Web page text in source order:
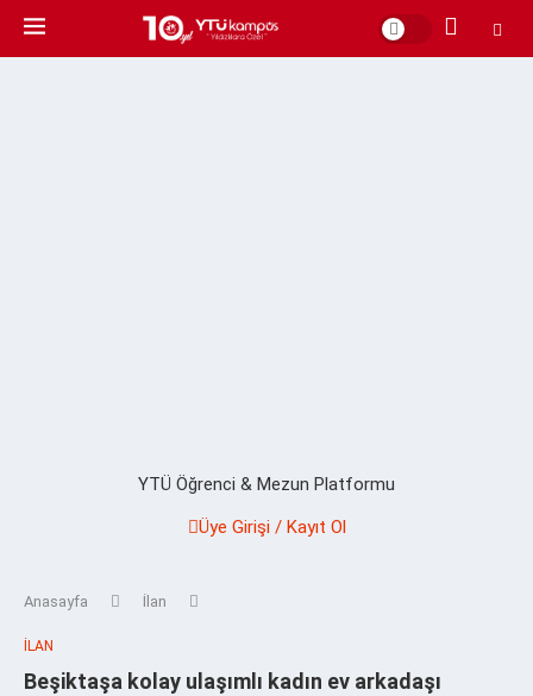
YTÜ Öğrenci & Mezun Platformu
Üye Girişi / Kayıt Ol
Anasayfa İlan
İLAN
Beşiktaşa kolay ulaşımlı kadın ev arkadaşı